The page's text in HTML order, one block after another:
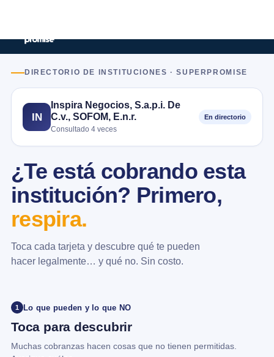
DIRECTORIO DE INSTITUCIONES · SUPERPROMISE
IN
Inspira Negocios, S.a.p.i. De
C.v., SOFOM, E.n.r.
Consultado 4 veces
En directorio
¿Te está cobrando esta
institución? Primero,
respira.
Toca cada tarjeta y descubre qué te pueden
hacer legalmente… y qué no. Sin costo.
1 Lo que pueden y lo que NO
Toca para descubrir
Muchas cobranzas hacen cosas que no tienen permitidas.